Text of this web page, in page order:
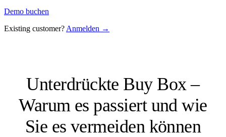
Demo buchen
Existing customer? Anmelden →
Unterdrückte Buy Box –
Warum es passiert und wie
Sie es vermeiden können